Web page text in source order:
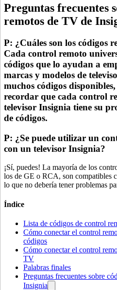
Preguntas frecuentes
remotos de TV de
P: ¿Cuáles son los códigos
Cada control remoto
códigos que lo ayudan a
marcas y modelos de
muchos códigos
recordar que cada control
televisor Insignia tiene su
de códigos.
P: ¿Se puede utilizar un
con un televisor Insignia?
¡Sí, puedes! La mayoría de los
los de GE o RCA, son compatibles
lo que no debería tener problemas
Índice
Lista de códigos de control
Cómo conectar el control
códigos
Cómo conectar el control
TV
Palabras finales
Preguntas frecuentes sobre
Insignia